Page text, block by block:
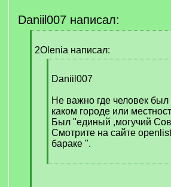
Daniil007 написал:
q
2Olenia написал:
q
Daniil007
Не важно где человек
каком городе или
Был "единый ,могучий
Смотрите на сайте
бараке ".
[